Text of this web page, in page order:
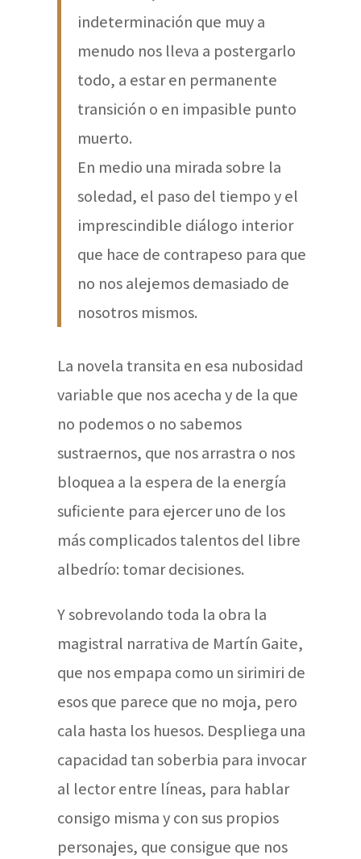
indeterminación que muy a
menudo nos lleva a postergarlo
todo, a estar en permanente
transición o en impasible punto
muerto.
En medio una mirada sobre la
soledad, el paso del tiempo y el
imprescindible diálogo interior
que hace de contrapeso para que
no nos alejemos demasiado de
nosotros mismos.
La novela transita en esa nubosidad
variable que nos acecha y de la que
no podemos o no sabemos
sustraernos, que nos arrastra o nos
bloquea a la espera de la energía
suficiente para ejercer uno de los
más complicados talentos del libre
albedrío: tomar decisiones.
Y sobrevolando toda la obra la
magistral narrativa de Martín Gaite,
que nos empapa como un sirimiri de
esos que parece que no moja, pero
cala hasta los huesos. Despliega una
capacidad tan soberbia para invocar
al lector entre líneas, para hablar
consigo misma y con sus propios
personajes, que consigue que nos